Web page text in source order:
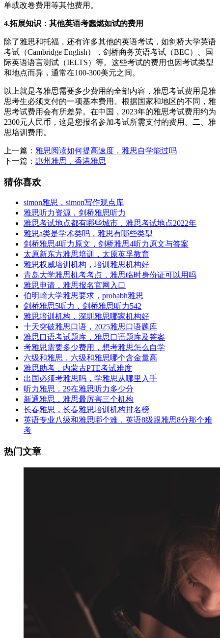
单或改卷费用等其他费用。
4.拓展知识：其他英语考蠢燃如试的费用
除了雅思和托福，还有许多其他的英语考试，如剑桥大学英语
考试（Cambridge English），剑桥商务英语考试（BEC）、国
际英语语言测试（IELTS）等。这些考试的费用也因考试类型
和地点而异，通常在100-300美元之间。
以上就是考雅思需要多少费用的全部内容，雅思考试费用是雅
思考生必须支付的一项基本费用。根据国家和地区的不同，雅
思考试费用会有所差异。在中国，2023年的雅思考试费用约为
2300元人民币，这是您报名参加考试所需支付的费用。二、雅
思培训费用。
上一篇： 雅思阅读如何提高速度，雅思自学能过吗
下一篇： 惠州雅思，香港雅思
猜你喜欢
simon雅思，simon写作观点库
雅思听力资源，剑桥雅思听力
雅思考试地点都有哪些城市，雅思考试地点2022年
雅思a类是学术类吗，雅思有哪些类型
剑桥雅思4听力原文，剑桥雅思4听力原文与答案
太原新东方雅思培训，太原英孚教育
雅思权威培训机构，培训雅思机构好
青岛大学雅思机考考点，雅思临时身份证可以用吗
雅思申请，雅思报名官网入口
伯明翰大学雅思要求，probabh雅思
剑桥雅思5听力，剑桥雅思听力542
雅思培训机构，深圳雅思哪家机构好
十天突破雅思口语，2025雅思口语题库
雅思口语考试题库，雅思口语题库及答案
考雅思需要多少费用，想考雅思怎么自学
六级和雅思，六级和雅思哪个含金量高
雅思助考，内蒙古PTE考试难度
出国必须考雅思吗，学雅思从哪里入手
听力雅思，29在雅思听力多少分
新通雅思，雅思最厉害三个机构
长春雅思，长春雅思培训机构排名榜
英语专业八级和雅思哪个难，英语8级跟雅思8分那个难
考
热门文章